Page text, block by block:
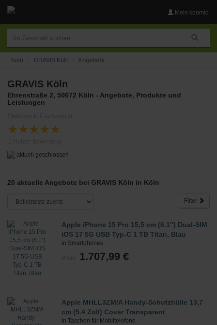
Mein koomio
Köln GRAVIS Köln Angebote
GRAVIS Köln
Ehrenstraße 2, 50672 Köln - Angebote, Produkte und
Leistungen
★
★
★
★
★
aktuell geschlossen
20 aktuelle Angebote bei GRAVIS Köln in Köln
Filter
Apple iPhone 15 Pro 15,5 cm (6.1") Dual-SIM
iOS 17 5G USB Typ-C 1 TB Titan, Blau
in Smartphones
1.707,99 €
Apple MHLL3ZM/A Handy-Schutzhülle 13,7
cm (5.4 Zoll) Cover Transparent
in Taschen für Mobiltelefone